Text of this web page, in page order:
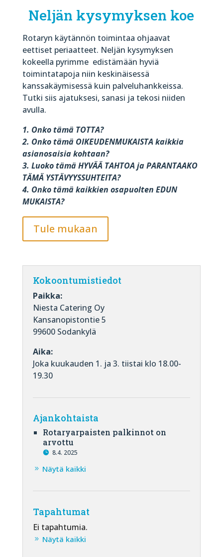
Neljän kysymyksen koe
Rotaryn käytännön toimintaa ohjaavat
eettiset periaatteet. Neljän kysymyksen
kokeella pyrimme edistämään hyviä
toimintatapoja niin keskinäisessä
kanssakäymisessä kuin palveluhankkeissa.
Tutki siis ajatuksesi, sanasi ja tekosi niiden
avulla.
1. Onko tämä TOTTA?
2. Onko tämä OIKEUDENMUKAISTA kaikkia
asianosaisia kohtaan?
3. Luoko tämä HYVÄÄ TAHTOA ja PARANTAAKO
TÄMÄ YSTÄVYYSSUHTEITA?
4. Onko tämä kaikkien osapuolten EDUN
MUKAISTA?
Tule mukaan
Kokoontumistiedot
Paikka:
Niesta Catering Oy
Kansanopistontie 5
99600 Sodankylä
Aika:
Joka kuukauden 1. ja 3. tiistai klo 18.00-
19.30
Ajankohtaista
Rotaryarpaisten palkinnot on
arvottu
8.4. 2025
Näytä kaikki
Tapahtumat
Ei tapahtumia.
Näytä kaikki